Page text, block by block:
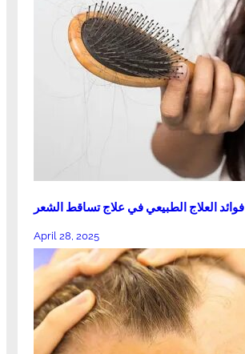
فوائد العلاج الطبيعي في علاج تساقط الشعر
April 28, 2025